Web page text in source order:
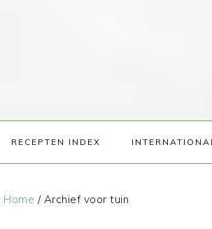
RECEPTEN INDEX
Home /Archief voor tuin